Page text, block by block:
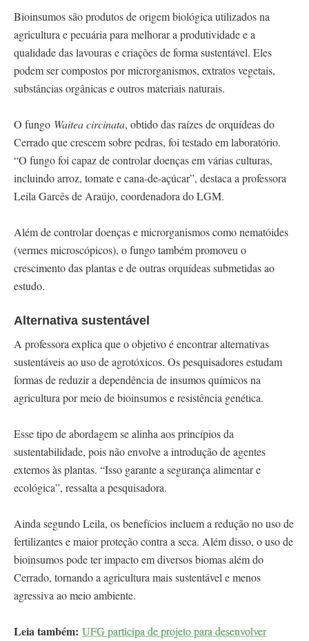
Bioinsumos são produtos de origem biológica utilizados na
agricultura e pecuária para melhorar a produtividade e a
qualidade das lavouras e criações de forma sustentável. Eles
podem ser compostos por microrganismos, extratos vegetais,
substâncias orgânicas e outros materiais naturais.
O fungo Waitea circinata, obtido das raízes de orquídeas do
Cerrado que crescem sobre pedras, foi testado em laboratório.
“O fungo foi capaz de controlar doenças em várias culturas,
incluindo arroz, tomate e cana-de-açúcar”, destaca a professora
Leila Garcês de Araújo, coordenadora do LGM.
Além de controlar doenças e microrganismos como nematóides
(vermes microscópicos), o fungo também promoveu o
crescimento das plantas e de outras orquídeas submetidas ao
estudo.
Alternativa sustentável
A professora explica que o objetivo é encontrar alternativas
sustentáveis ao uso de agrotóxicos. Os pesquisadores estudam
formas de reduzir a dependência de insumos químicos na
agricultura por meio de bioinsumos e resistência genética.
Esse tipo de abordagem se alinha aos princípios da
sustentabilidade, pois não envolve a introdução de agentes
externos às plantas. “Isso garante a segurança alimentar e
ecológica”, ressalta a pesquisadora.
Ainda segundo Leila, os benefícios incluem a redução no uso de
fertilizantes e maior proteção contra a seca. Além disso, o uso de
bioinsumos pode ter impacto em diversos biomas além do
Cerrado, tornando a agricultura mais sustentável e menos
agressiva ao meio ambiente.
Leia também: UFG participa de projeto para desenvolver